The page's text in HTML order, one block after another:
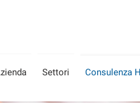
Settori Consulenza